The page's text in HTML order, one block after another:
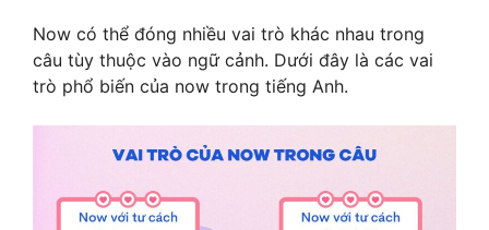
Now có thể đóng nhiều vai trò khác nhau trong
câu tùy thuộc vào ngữ cảnh. Dưới đây là các vai
trò phổ biến của now trong tiếng Anh.